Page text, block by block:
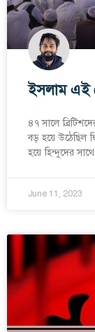
ইসলাম এই
৪৭ সালে
বড় হয়ে উঠেছিল
হয়ে হিন্দুদের
June 11, 2023